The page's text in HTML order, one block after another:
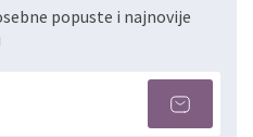
popuste i najnovije